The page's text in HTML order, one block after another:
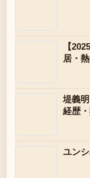
【
居・
堤義
経歴
ユン